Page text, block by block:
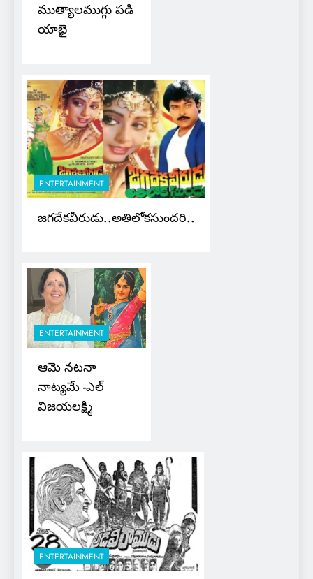
ముత్యాలముగ్గు పడి
యాభై
ENTERTAINMENT
జగదేకవీరుడు..అతిలోకసుందరి..
ENTERTAINMENT
ఆమె నటనా
నాట్యమే -ఎల్
విజయలక్ష్మి
ENTERTAINMENT